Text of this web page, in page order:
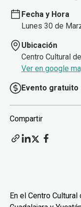
Fecha y Hora
Lunes 30 de
Ubicación
Centro Cultural
Ver en google
Evento gratuito
Compartir
En el Centro